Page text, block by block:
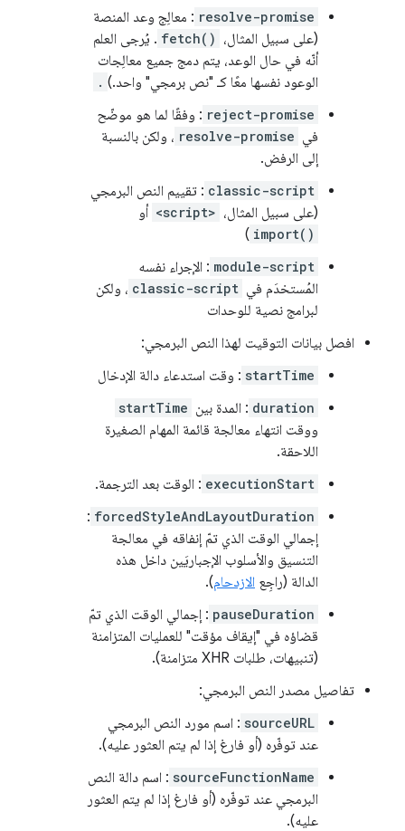
resolve-promise : معالِج وعد المنصة
(على سبيل المثال، fetch() . يُرجى العلم
أنّه في حال الوعد، يتم دمج جميع معالِجات
الوعود نفسها معًا كـ "نص برمجي" واحد.) .
reject-promise : وفقًا لما هو موضّح
في resolve-promise ، ولكن بالنسبة
إلى الرفض.
classic-script : تقييم النص البرمجي
(على سبيل المثال، <script> أو
import()
)
module-script : الإجراء نفسه
المُستخدَم في classic-script ، ولكن
لبرامج نصية للوحدات
افصل بيانات التوقيت لهذا النص البرمجي:
startTime : وقت استدعاء دالة الإدخال
duration : المدة بين startTime
ووقت انتهاء معالجة قائمة المهام الصغيرة
اللاحقة.
executionStart : الوقت بعد الترجمة.
forcedStyleAndLayoutDuration
:
إجمالي الوقت الذي تمّ إنفاقه في معالجة
التنسيق والأسلوب الإجباريَين داخل هذه
الدالة (راجِع الازدحام).
pauseDuration : إجمالي الوقت الذي تمّ
قضاؤه في "إيقاف مؤقت" للعمليات المتزامنة
(تنبيهات، طلبات XHR متزامنة).
تفاصيل مصدر النص البرمجي:
sourceURL : اسم مورد النص البرمجي
عند توفّره (أو فارغ إذا لم يتم العثور عليه).
sourceFunctionName : اسم دالة النص
البرمجي عند توفّره (أو فارغ إذا لم يتم العثور
عليه).